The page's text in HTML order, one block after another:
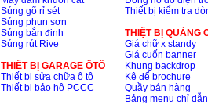
Súng gõ rỉ sét
Súng phun sơn
Súng bắn đinh
Súng rút Rive
THIÊT BỊ GARAGE ÔTÔ
Thiết bị sửa chữa ô tô
Thiết bị bảo hộ PCCC
Thiết bị kiểm tra
THIỆT BỊ QUẢNG
Giá chữ x standy
Giá cuốn banner
Khung backdrop
Kệ để brochure
Quầy bán hàng
Bảng menu chỉ dẫn